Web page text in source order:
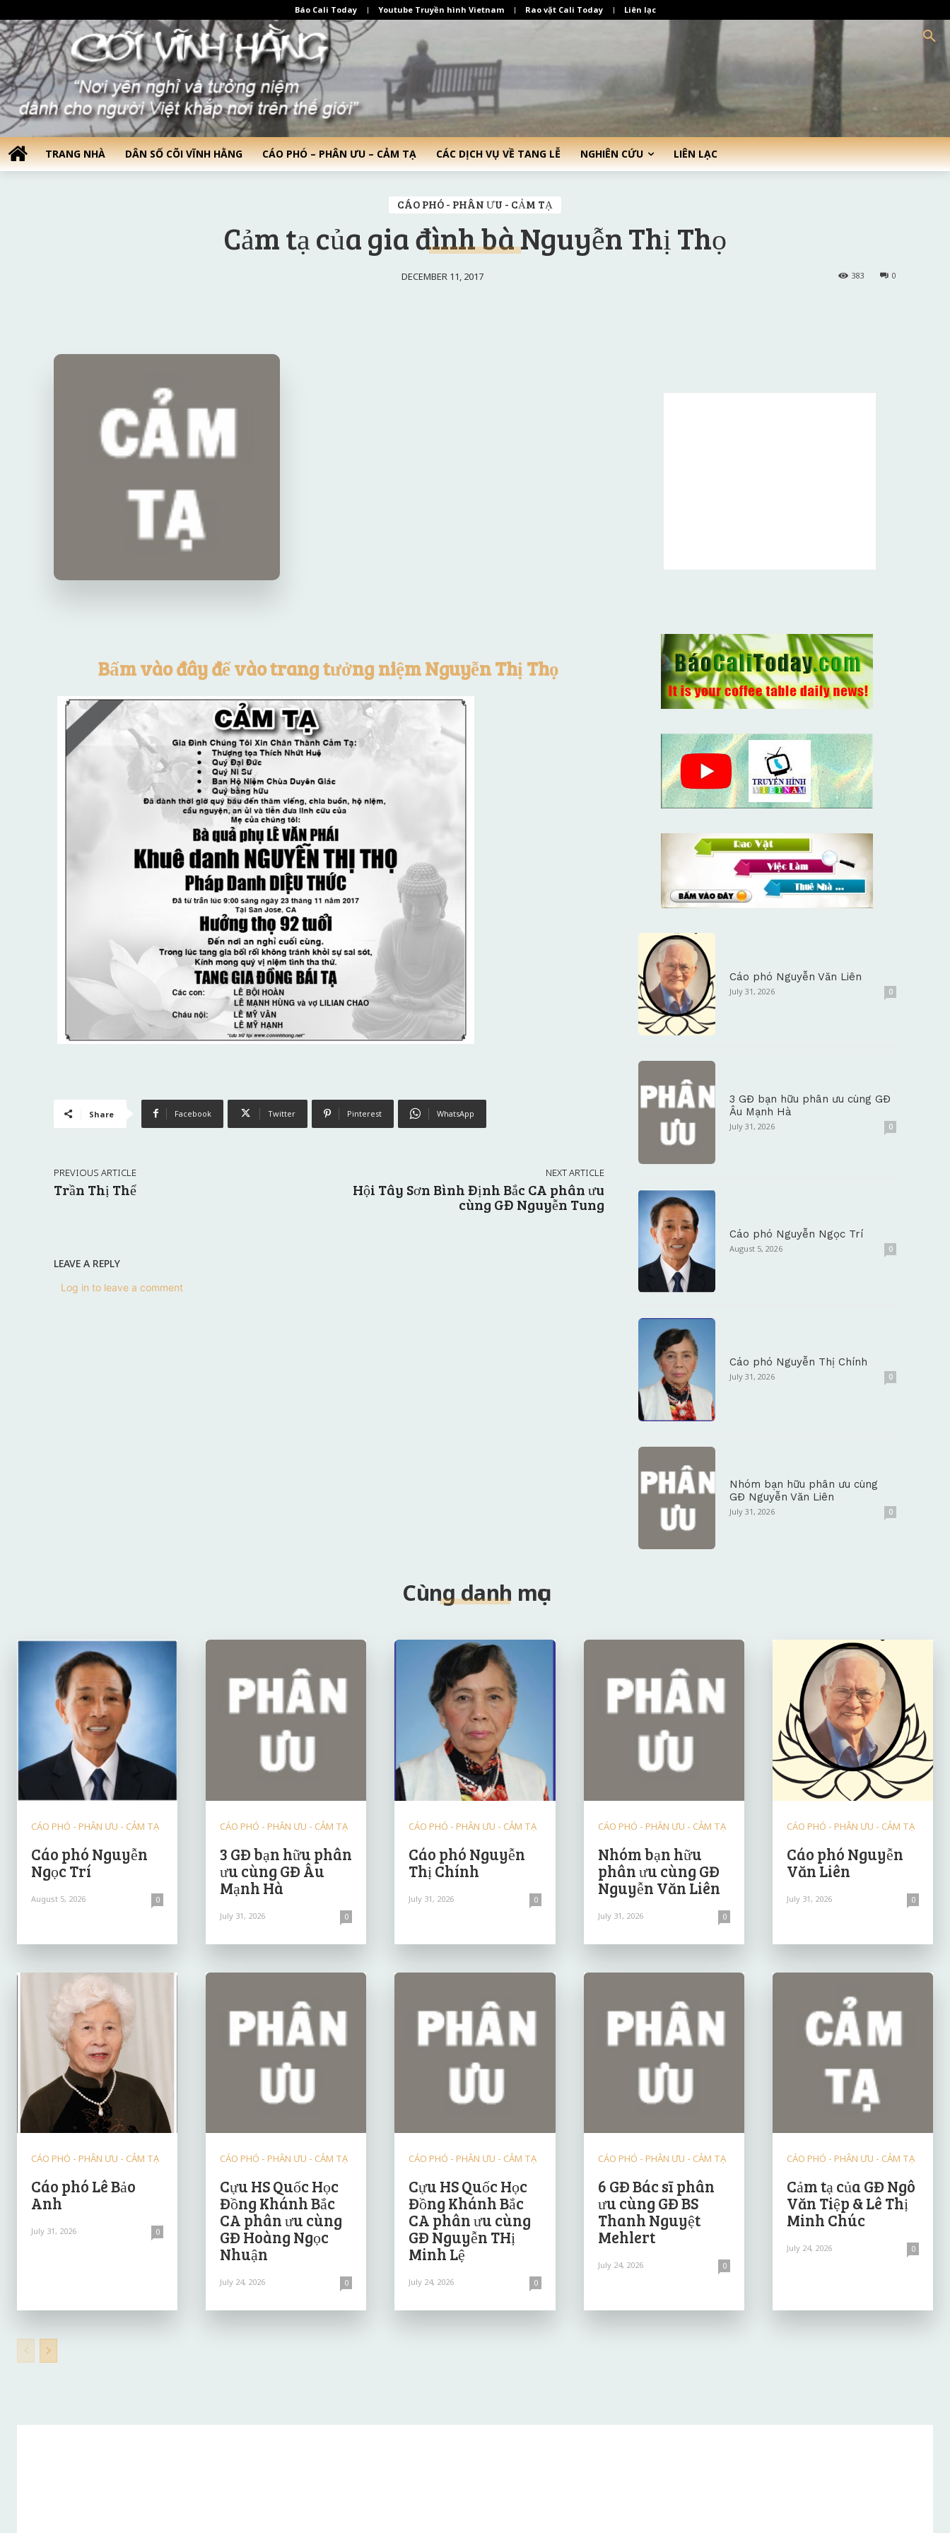
Báo Cali Today Youtube Truyền hình Vietnam Rao vặt Cali Today Liên lạc
TRANG NHÀ DÂN SỐ CÕI VĨNH HẰNG CÁO PHÓ – PHÂN ƯU – CẢM TẠ CÁC DỊCH VỤ VỀ TANG LỄ NGHIÊN CỨU LIÊN LẠC
CÁO PHÓ - PHÂN ƯU - CẢM TẠ
Cảm tạ của gia đình bà Nguyễn Thị Thọ
DECEMBER 11, 2017 0
383
Bấm vào đây để vào trang tưởng niệm Nguyễn Thị Thọ
Share Facebook Twitter Pinterest WhatsApp
PREVIOUS ARTICLE
Trần Thị Thể
NEXT ARTICLE
Hội Tây Sơn Bình Định Bắc CA phân ưu
cùng GĐ Nguyễn Tung
LEAVE A REPLY
Log in to leave a comment
Cáo phó Nguyễn Văn Liên
July 31, 2026 0
3 GĐ bạn hữu phân ưu cùng GĐ
Âu Mạnh Hà
July 31, 2026 0
Cáo phó Nguyễn Ngọc Trí
August 5, 2026 0
Cáo phó Nguyễn Thị Chính
July 31, 2026 0
Nhóm bạn hữu phân ưu cùng
GĐ Nguyễn Văn Liên
July 31, 2026 0
Cùng danh mục
CÁO PHÓ - PHÂN ƯU - CẢM TẠ
Cáo phó Nguyễn
Ngọc Trí
August 5, 2026 0
CÁO PHÓ - PHÂN ƯU - CẢM TẠ
3 GĐ bạn hữu phân
ưu cùng GĐ Âu
Mạnh Hà
July 31, 2026 0
CÁO PHÓ - PHÂN ƯU - CẢM TẠ
Cáo phó Nguyễn
Thị Chính
July 31, 2026 0
CÁO PHÓ - PHÂN ƯU - CẢM TẠ
Nhóm bạn hữu
phân ưu cùng GĐ
Nguyễn Văn Liên
July 31, 2026 0
CÁO PHÓ - PHÂN ƯU - CẢM TẠ
Cáo phó Nguyễn
Văn Liên
July 31, 2026 0
CÁO PHÓ - PHÂN ƯU - CẢM TẠ
Cáo phó Lê Bảo
Anh
July 31, 2026 0
CÁO PHÓ - PHÂN ƯU - CẢM TẠ
Cựu HS Quốc Học
Đồng Khánh Bắc
CA phân ưu cùng
GĐ Hoàng Ngọc
Nhuận
July 24, 2026 0
CÁO PHÓ - PHÂN ƯU - CẢM TẠ
Cựu HS Quốc Học
Đồng Khánh Bắc
CA phân ưu cùng
GĐ Nguyễn THị
Minh Lệ
July 24, 2026 0
CÁO PHÓ - PHÂN ƯU - CẢM TẠ
6 GĐ Bác sĩ phân
ưu cùng GĐ BS
Thanh Nguyệt
Mehlert
July 24, 2026 0
CÁO PHÓ - PHÂN ƯU - CẢM TẠ
Cảm tạ của GĐ Ngô
Văn Tiệp & Lê Thị
Minh Chúc
July 24, 2026 0